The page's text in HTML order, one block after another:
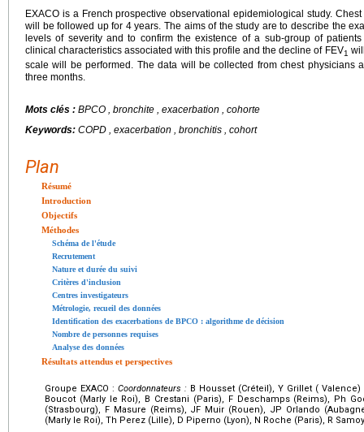
EXACO is a French prospective observational epidemiological study.
will be followed up for 4 years. The aims of the study are to describe the
levels of severity and to confirm the existence of a sub-group of
clinical characteristics associated with this profile and the decline of FEV1
scale will be performed. The data will be collected from chest physicians
three months.
Mots clés : BPCO , bronchite , exacerbation , cohorte
Keywords: COPD , exacerbation , bronchitis , cohort
Plan
Résumé
Introduction
Objectifs
Méthodes
Schéma de l'étude
Recrutement
Nature et durée du suivi
Critères d'inclusion
Centres investigateurs
Métrologie, recueil des données
Identification des exacerbations de BPCO : algorithme de décision
Nombre de personnes requises
Analyse des données
Résultats attendus et perspectives
Groupe EXACO : Coordonnateurs : B Housset (Créteil), Y Grillet (
Boucot (Marly le Roi), B Crestani (Paris), F Deschamps (Reims), Ph
(Strasbourg), F Masure (Reims), JF Muir (Rouen), JP Orlando
(Marly le Roi), Th Perez (Lille), D Piperno (Lyon), N Roche (Paris), R